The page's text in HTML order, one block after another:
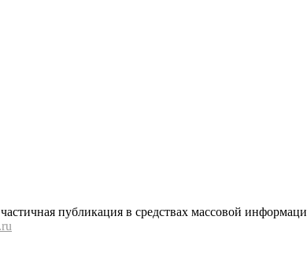
публикация в средствах массовой